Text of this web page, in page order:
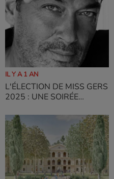
IL Y A 1 AN
L'ÉLECTION DE MISS GERS
2025 : UNE SOIRÉE
AVIANI ET DAVIDPROUX